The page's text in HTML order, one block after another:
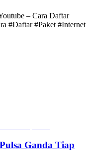
– Cara Daftar
#Daftar #Paket #Internet
Ganda Tiap